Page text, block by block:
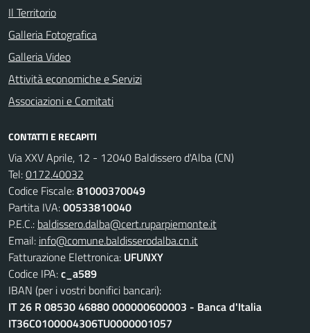
Il Territorio
Galleria Fotografica
Galleria Video
Attività economiche e Servizi
Associazioni e Comitati
CONTATTI E RECAPITI
Via XXV Aprile, 12 - 12040 Baldissero d'Alba (CN)
Tel:0172.40032
Codice Fiscale:81000370049
Partita IVA:00533810040
P.E.C.: baldissero.dalba@cert.ruparpiemonte.it
Email: info@comune.baldisserodalba.cn.it
Fatturazione Elettronica: UFUNXY
Codice IPA:c_a589
IBAN (per i vostri bonifici bancari):
IT 26 R 08530 46880 000000600003 - Banca d'Italia
IT36C0100004306TU0000001057